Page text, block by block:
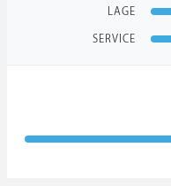
LAGE
SERVICE